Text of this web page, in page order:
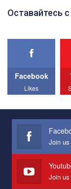
Оставайтесь
Facebook
Likes
Join us